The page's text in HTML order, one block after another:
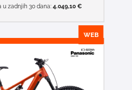
u zadnjih 30 dana: 4.049,10 €
WEB